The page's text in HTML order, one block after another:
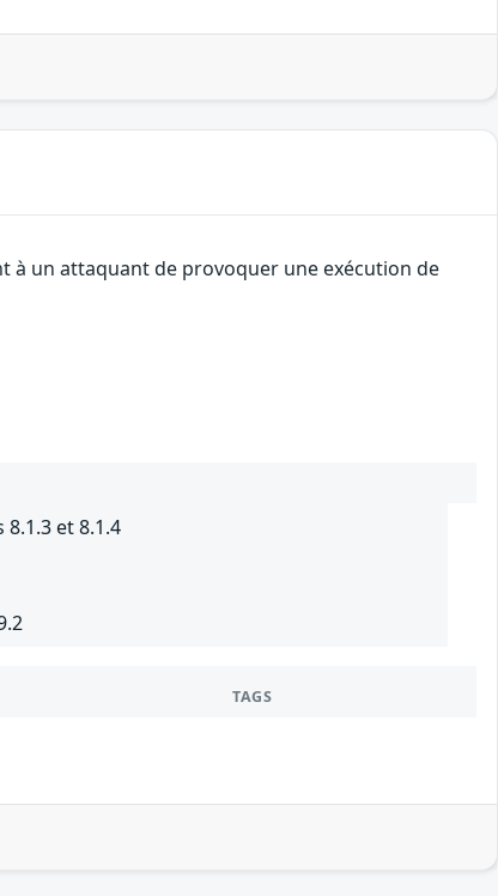
à un attaquant de provoquer une exécution de
et 8.1.4
TAGS